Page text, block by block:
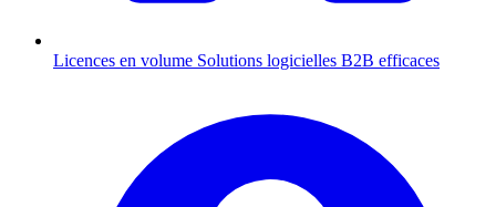
Licences en volume Solutions logicielles B2B efficaces